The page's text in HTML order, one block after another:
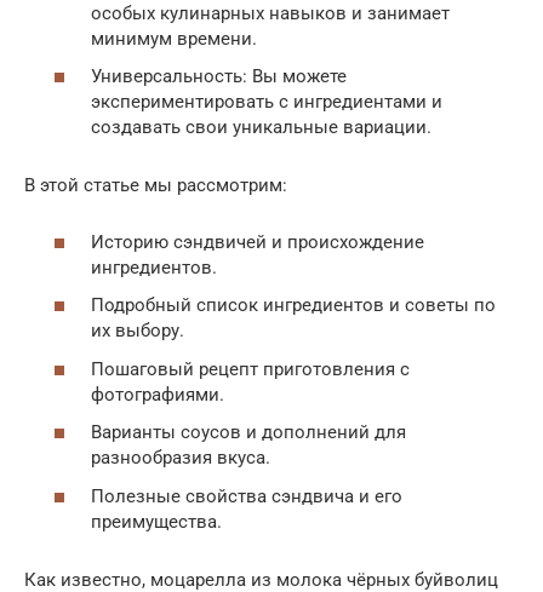
особых кулинарных навыков и занимает
минимум времени.
Универсальность: Вы можете
экспериментировать с ингредиентами и
создавать свои уникальные вариации.
В этой статье мы рассмотрим:
Историю сэндвичей и происхождение
ингредиентов.
Подробный список ингредиентов и советы по
их выбору.
Пошаговый рецепт приготовления с
фотографиями.
Варианты соусов и дополнений для
разнообразия вкуса.
Полезные свойства сэндвича и его
преимущества.
Как известно, моцарелла из молока чёрных буйволиц